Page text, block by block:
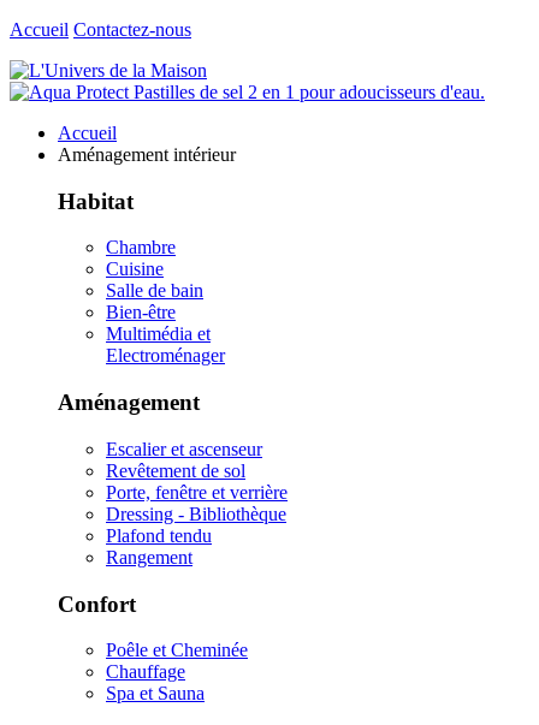
Accueil Contactez-nous
Accueil
Aménagement intérieur
Habitat
Chambre
Cuisine
Salle de bain
Bien-être
Multimédia et
Electroménager
Aménagement
Escalier et ascenseur
Revêtement de sol
Porte, fenêtre et verrière
Dressing - Bibliothèque
Plafond tendu
Rangement
Confort
Poêle et Cheminée
Chauffage
Spa et Sauna